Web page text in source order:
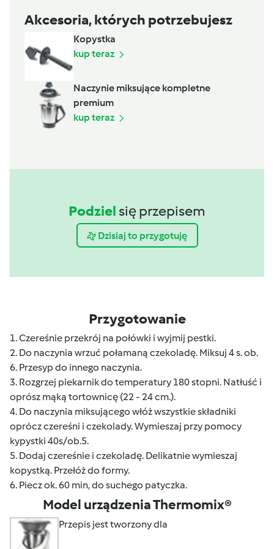
Akcesoria, których potrzebujesz
Kopystka
kup teraz
Naczynie miksujące kompletne
premium
kup teraz
Podziel się przepisem
Dzisiaj to przygotuję
Przygotowanie
1. Czereśnie przekrój na połówki i wyjmij pestki.
2. Do naczynia wrzuć połamaną czekoladę. Miksuj 4 s. ob.
6. Przesyp do innego naczynia.
3. Rozgrzej piekarnik do temperatury 180 stopni. Natłuść i
oprósz mąką tortownicę (22 - 24 cm.).
4. Do naczynia miksującego włóż wszystkie składniki
oprócz czereśni i czekolady. Wymieszaj przy pomocy
kypystki 40s/ob.5.
5. Dodaj czereśnie i czekoladę. Delikatnie wymieszaj
kopystką. Przełóż do formy.
6. Piecz ok. 60 min, do suchego patyczka.
Model urządzenia Thermomix®
Przepis jest tworzony dla